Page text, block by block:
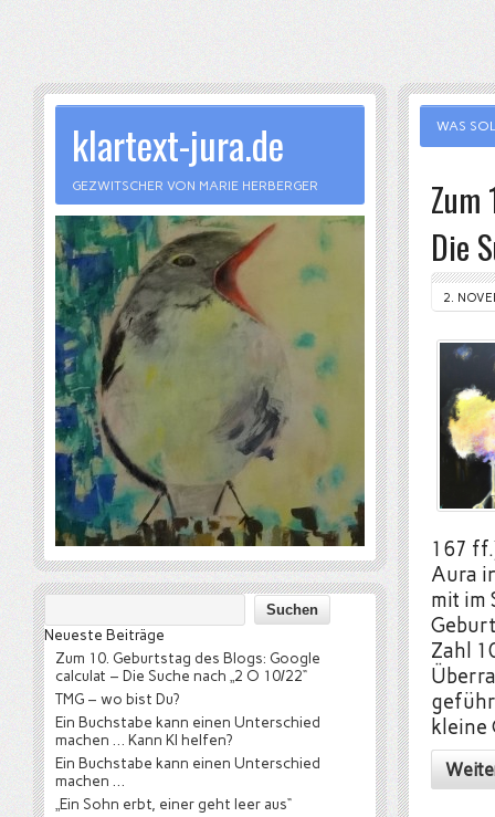
WAS
Zum
Die
2.
167
Aura
mit im
Zahl
kleine
klartext-jura.de
GEZWITSCHER VON MARIE HERBERGER
Neueste Beiträge
Zum 10. Geburtstag des Blogs: Google
calculat – Die Suche nach „2 O 10/22“
TMG – wo bist Du?
Ein Buchstabe kann einen Unterschied
machen … Kann KI helfen?
Ein Buchstabe kann einen Unterschied
machen …
„Ein Sohn erbt, einer geht leer aus“